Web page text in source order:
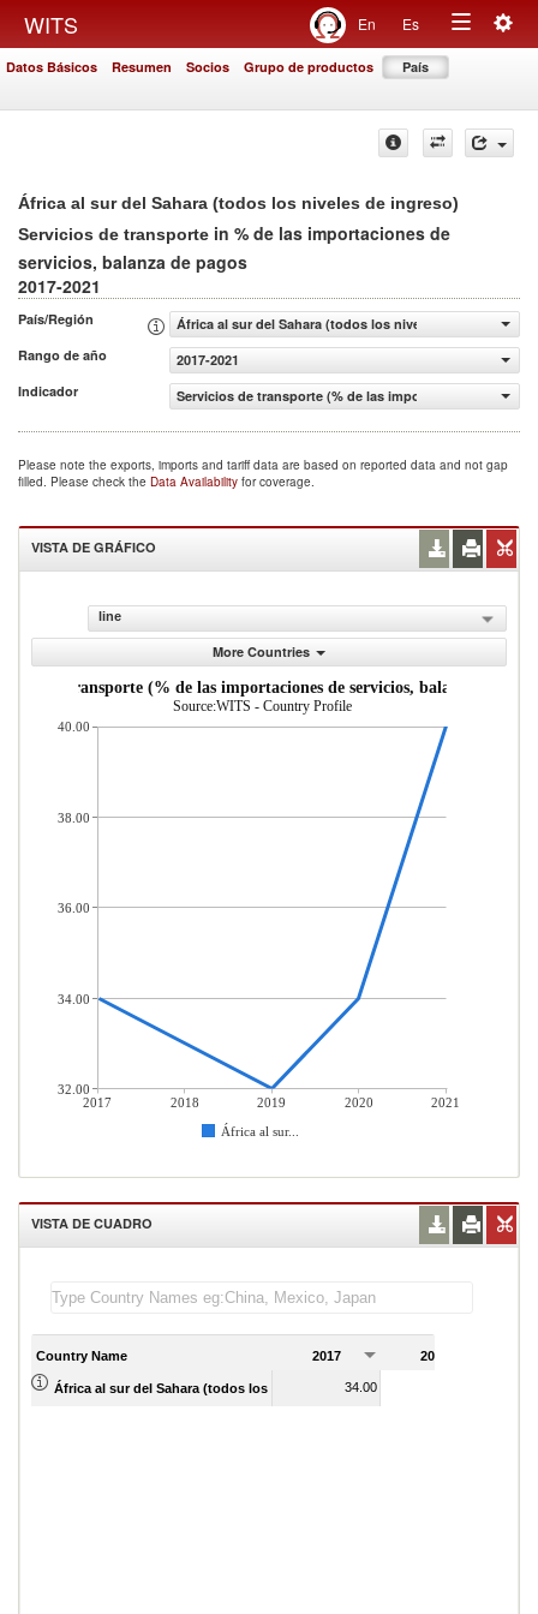
WITS En Es
Toggle
Datos Básicos Resumen Socios Grupo de productos País
África al sur del Sahara (todos los niveles de ingreso)
Servicios de transporte in % de las importaciones de
servicios, balanza de pagos
2017-2021
País/Región
África al sur del Sahara (todos los niveles de ingreso)
Rango de año
2017-2021
Indicador
Servicios de transporte (% de las importaciones de
Please note the exports, imports and tariff data are based on reported data and not gap
filled. Please check the Data Availability for coverage.
VISTA DE GRÁFICO
line
More Countries
de transporte (% de las importaciones de servicios, balanza de
Source:WITS - Country Profile
2017 2018 2019 2020 2021
África al sur...
40.00
38.00
36.00
34.00
32.00
VISTA DE CUADRO
Country Name 2017 2018
África al sur del Sahara (todos los niveles de ingreso)
34.00